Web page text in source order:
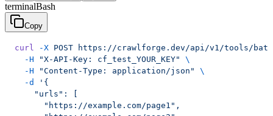
terminalBash
Copy
curl -X POST https://crawlforge.dev/api/v1/tools/
  -H
"X-API-Key: cf_test_YOUR_KEY"
\
  -H
"Content-Type: application/json"
\
  -d
'{
    "urls": [
      "https://example.com/page1",